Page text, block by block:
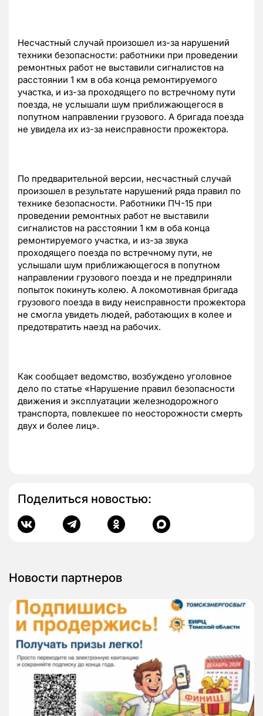
Несчастный случай произошел из-за нарушений
техники безопасности: работники при проведении
ремонтных работ не выставили сигналистов на
расстоянии 1 км в оба конца ремонтируемого
участка, и из-за проходящего по встречному пути
поезда, не услышали шум приближающегося в
попутном направлении грузового. А бригада поезда
не увидела их из-за неисправности прожектора.
По предварительной версии, несчастный случай
произошел в результате нарушений ряда правил по
технике безопасности. Работники ПЧ-15 при
проведении ремонтных работ не выставили
сигналистов на расстоянии 1 км в оба конца
ремонтируемого участка, и из-за звука
проходящего поезда по встречному пути, не
услышали шум приближающегося в попутном
направлении грузового поезда и не предприняли
попыток покинуть колею. А локомотивная бригада
грузового поезда в виду неисправности прожектора
не смогла увидеть людей, работающих в колее и
предотвратить наезд на рабочих.
Как сообщает ведомство, возбуждено уголовное
дело по статье «Нарушение правил безопасности
движения и эксплуатации железнодорожного
транспорта, повлекшее по неосторожности смерть
двух и более лиц».
Поделиться новостью:
Новости партнеров